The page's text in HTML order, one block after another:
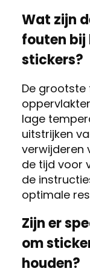
Wat zijn
fouten bij
stickers?
De grootste
lage
uitstrijken
verwijderen
de tijd voor
de
optimale
Zijn er
om
houden?